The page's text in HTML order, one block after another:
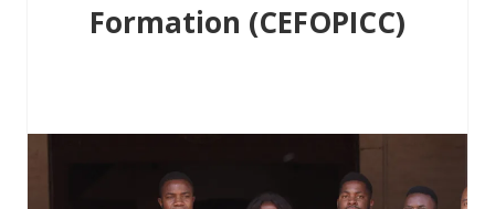
Formation (CEFOPICC)